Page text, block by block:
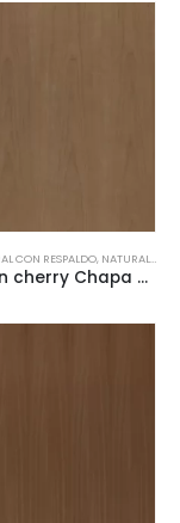
CON RESPALDO, NATURAL VENEERS
American cherry Chapa Natural con respaldo